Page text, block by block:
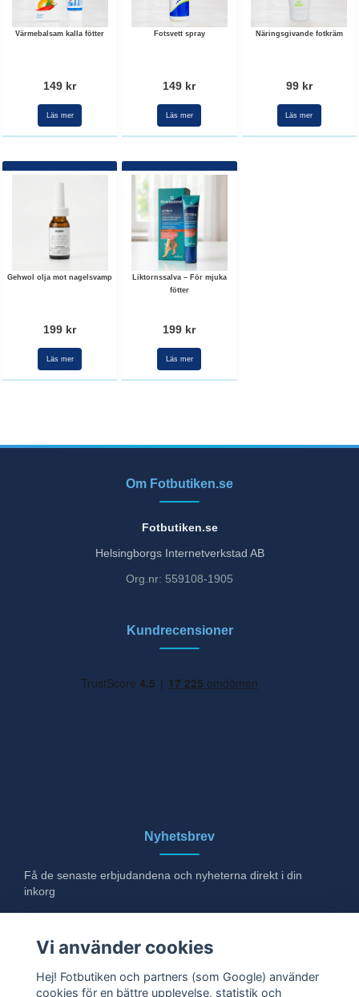
Värmebalsam kalla fötter
149 kr
Läs mer
Fotsvett spray
149 kr
Läs mer
Näringsgivande fotkräm
99 kr
Läs mer
Gehwol olja mot nagelsvamp
199 kr
Läs mer
Liktornssalva – För mjuka
fötter
199 kr
Läs mer
Om Fotbutiken.se
Fotbutiken.se
Helsingborgs Internetverkstad AB
Org.nr: 559108-1905
Kundrecensioner
Nyhetsbrev
Få de senaste erbjudandena och nyheterna direkt i din
inkorg
Vi använder cookies
Hej! Fotbutiken och partners (som Google) använder
cookies för en bättre upplevelse, statistik och